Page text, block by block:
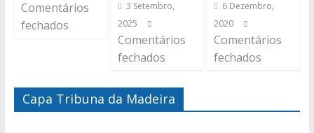
Comentários
fechados
3 Setembro,
2025
Comentários
fechados
6 Dezembro,
2020
Comentários
fechados
Capa Tribuna da Madeira